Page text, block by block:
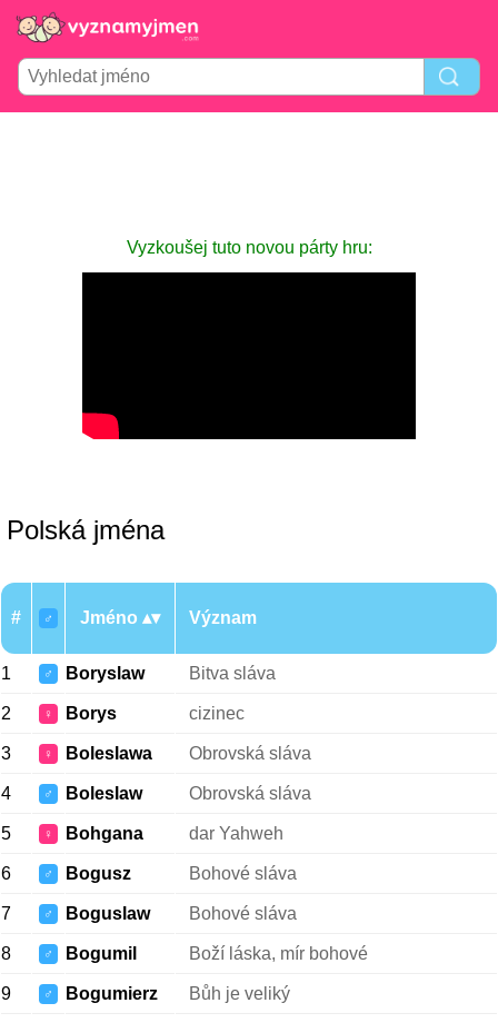
Vyzkoušej tuto novou párty hru:
Polská jména
# ♂ Jméno Význam
1 ♂ Boryslaw Bitva sláva
2 ♀ Borys cizinec
3 ♀ Boleslawa Obrovská sláva
4 ♂ Boleslaw Obrovská sláva
5 ♀ Bohgana dar Yahweh
6 ♂ Bogusz Bohové sláva
7 ♂ Boguslaw Bohové sláva
8 ♂ Bogumil Boží láska, mír bohové
9 ♂ Bogumierz Bůh je veliký